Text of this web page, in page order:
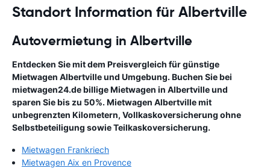
Standort Information für Albertville
Autovermietung in Albertville
Entdecken Sie mit dem Preisvergleich für günstige
Mietwagen Albertville und Umgebung. Buchen Sie bei
mietwagen24.de billige Mietwagen in Albertville und
sparen Sie bis zu 50%. Mietwagen Albertville mit
unbegrenzten Kilometern, Vollkaskoversicherung ohne
Selbstbeteiligung sowie Teilkaskoversicherung.
Mietwagen Frankriech
Mietwagen Aix en Provence